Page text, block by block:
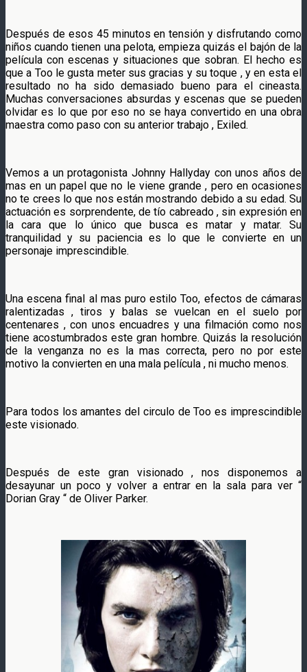
Después de esos 45 minutos en tensión y disfrutando como
niños cuando tienen una pelota, empieza quizás el bajón de la
película con escenas y situaciones que sobran. El hecho es
que a Too le gusta meter sus gracias y su toque , y en esta el
resultado no ha sido demasiado bueno para el cineasta.
Muchas conversaciones absurdas y escenas que se pueden
olvidar es lo que por eso no se haya convertido en una obra
maestra como paso con su anterior trabajo , Exiled.
Vemos a un protagonista Johnny Hallyday con unos años de
mas en un papel que no le viene grande , pero en ocasiones
no te crees lo que nos están mostrando debido a su edad. Su
actuación es sorprendente, de tío cabreado , sin expresión en
la cara que lo único que busca es matar y matar. Su
tranquilidad y su paciencia es lo que le convierte en un
personaje imprescindible.
Una escena final al mas puro estilo Too, efectos de cámaras
ralentizadas , tiros y balas se vuelcan en el suelo por
centenares , con unos encuadres y una filmación como nos
tiene acostumbrados este gran hombre. Quizás la resolución
de la venganza no es la mas correcta, pero no por este
motivo la convierten en una mala película , ni mucho menos.
Para todos los amantes del circulo de Too es imprescindible
este visionado.
Después de este gran visionado , nos disponemos a
desayunar un poco y volver a entrar en la sala para ver “
Dorian Gray “ de Oliver Parker.